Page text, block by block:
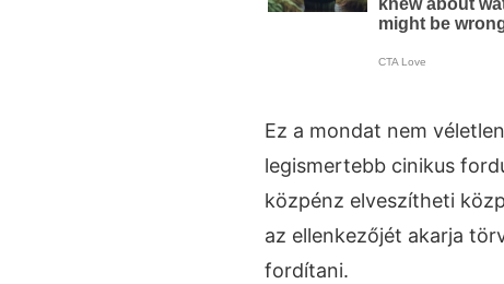
Ez a mondat nem
legismertebb cinikus
közpénz elveszítheti
az ellenkezőjét akarja
fordítani.